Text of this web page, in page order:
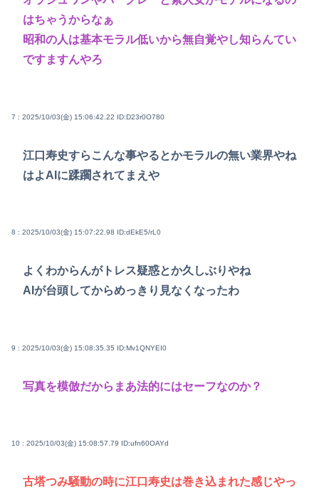
はちゃうからなぁ
昭和の人は基本モラル低いから無自覚やし知らんてい
ですますんやろ
7 : 2025/10/03(金) 15:06:42.22 ID:D23r0O780
江口寿史すらこんな事やるとかモラルの無い業界やね
はよAIに蹂躙されてまえや
8 : 2025/10/03(金) 15:07:22.98 ID:dEkE5/rL0
よくわからんがトレス疑惑とか久しぶりやね
AIが台頭してからめっきり見なくなったわ
9 : 2025/10/03(金) 15:08:35.35 ID:Mv1QNYEI0
写真を模倣だからまあ法的にはセーフなのか？
10 : 2025/10/03(金) 15:08:57.79 ID:ufn60OAYd
古塔つみ騒動の時に江口寿史は巻き込まれた感じやっ